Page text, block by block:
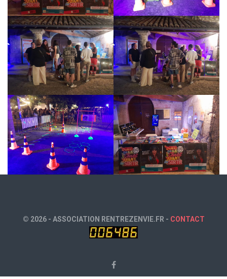
© 2026 - ASSOCIATION RENTREZENVIE.FR - CONTACT